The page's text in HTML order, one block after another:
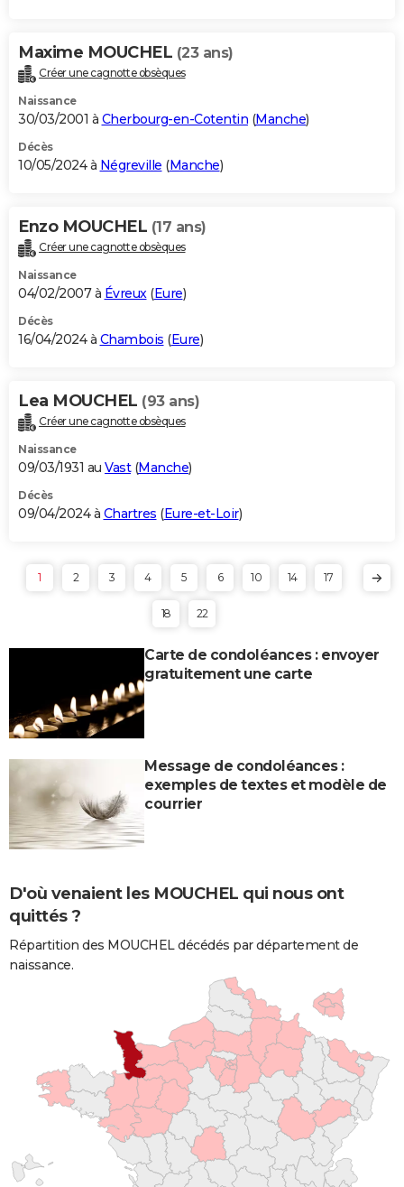
Maxime MOUCHEL (23 ans)
Créer une cagnotte obsèques
Naissance
30/03/2001 à Cherbourg-en-Cotentin (Manche)
Décès
10/05/2024 à Négreville (Manche)
Enzo MOUCHEL (17 ans)
Créer une cagnotte obsèques
Naissance
04/02/2007 à Évreux(Eure)
Décès
16/04/2024 à Chambois (Eure)
Lea MOUCHEL (93 ans)
Créer une cagnotte obsèques
Naissance
09/03/1931 au Vast(Manche)
Décès
09/04/2024 à Chartres (Eure-et-Loir)
1 2 3 4 5 6 10 14 17
18 22
Carte de condoléances : envoyer
gratuitement une carte
Message de condoléances :
exemples de textes et modèle de
courrier
D'où venaient les MOUCHEL qui nous ont
quittés ?
Répartition des MOUCHEL décédés par département de
naissance.